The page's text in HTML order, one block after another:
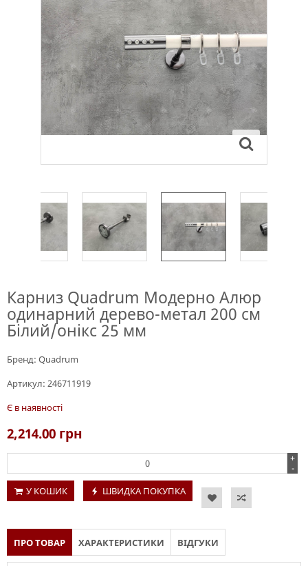
Карниз Quadrum Модерно Алюр
одинарний дерево-метал 200 см
Білий/онікс 25 мм
Бренд: Quadrum
Артикул: 246711919
Є в наявності
2,214.00 грн
+
-
У КОШИК
ШВИДКА ПОКУПКА
ПРО ТОВАР ХАРАКТЕРИСТИКИ ВІДГУКИ